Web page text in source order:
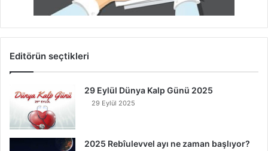
Editörün seçtikleri
29 Eylül Dünya Kalp Günü 2025
29 Eylül 2025
2025 Rebîulevvel ayı ne zaman başlıyor?